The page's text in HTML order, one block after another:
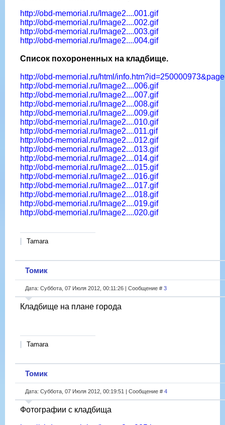
http://obd-memorial.ru/Image2....001.gif
http://obd-memorial.ru/Image2....002.gif
http://obd-memorial.ru/Image2....003.gif
http://obd-memorial.ru/Image2....004.gif
Список похороненных на кладбище.
http://obd-memorial.ru/html/
http://obd-memorial.ru/Image2....006.gif
http://obd-memorial.ru/Image2....007.gif
http://obd-memorial.ru/Image2....008.gif
http://obd-memorial.ru/Image2....009.gif
http://obd-memorial.ru/Image2....010.gif
http://obd-memorial.ru/Image2....011.gif
http://obd-memorial.ru/Image2....012.gif
http://obd-memorial.ru/Image2....013.gif
http://obd-memorial.ru/Image2....014.gif
http://obd-memorial.ru/Image2....015.gif
http://obd-memorial.ru/Image2....016.gif
http://obd-memorial.ru/Image2....017.gif
http://obd-memorial.ru/Image2....018.gif
http://obd-memorial.ru/Image2....019.gif
http://obd-memorial.ru/Image2....020.gif
Tamara
Томик
Дата: Суббота, 07 Июля 2012, 00:11:26 | Сообщение # 3
Кладбище на плане города
Tamara
Томик
Дата: Суббота, 07 Июля 2012, 00:19:51 | Сообщение # 4
Фотографии с кладбища